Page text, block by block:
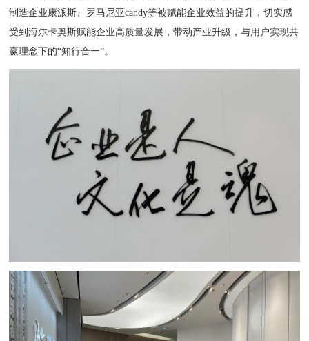
制造企业康派斯、罗马尼亚candy等被赋能企业效益的提升，切实感
受到海尔卡奥斯赋能企业高质量发展，带动产业升级，与用户实现共
赢理念下的“知行合一”。